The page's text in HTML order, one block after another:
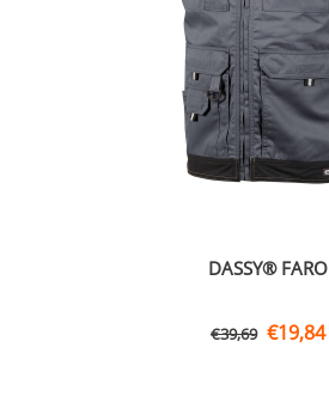
DASSY® FARO
€39,69 €19,84